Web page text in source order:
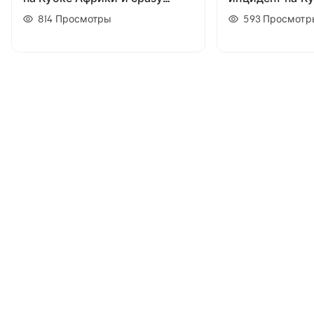
выход в четвертьфинал: Что
известно о сборной Гамбии?
814 Просмотры 593